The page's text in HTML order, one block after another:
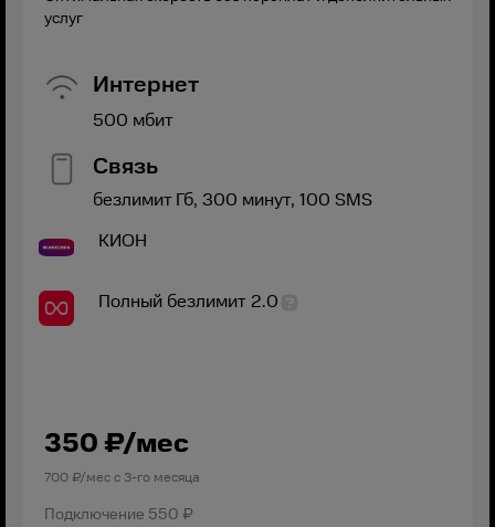
услуг
Интернет
500 мбит
Связь
безлимитГб, 300 минут, 100 SMS
КИОН
Полный безлимит 2.0
350 ₽/мес
700₽/мес с 3-го месяца
Подключение 550 ₽